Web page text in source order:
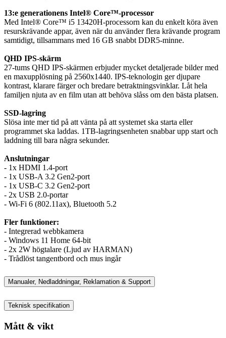
13:e generationens Intel® Core™-processor
Med Intel® Core™ i5 13420H-processorn kan du enkelt köra även
resurskrävande appar, även när du använder flera krävande program
samtidigt, tillsammans med 16 GB snabbt DDR5-minne.
QHD IPS-skärm
27-tums QHD IPS-skärmen erbjuder mycket detaljerade bilder med
en maxupplösning på 2560x1440. IPS-teknologin ger djupare
kontrast, klarare färger och bredare betraktningsvinklar. Låt hela
familjen njuta av en film utan att behöva slåss om den bästa platsen.
SSD-lagring
Slösa inte mer tid på att vänta på att systemet ska starta eller
programmet ska laddas. 1TB-lagringsenheten snabbar upp start och
laddning till bara några sekunder.
Anslutningar
- 1x HDMI 1.4-port
- 1x USB-A 3.2 Gen2-port
- 1x USB-C 3.2 Gen2-port
- 2x USB 2.0-portar
- Wi-Fi 6 (802.11ax), Bluetooth 5.2
Fler funktioner:
- Integrerad webbkamera
- Windows 11 Home 64-bit
- 2x 2W högtalare (Ljud av HARMAN)
- Trådlöst tangentbord och mus ingår
Manualer, Nedladdningar, Reklamation & Support
Teknisk specifikation
Mått & vikt